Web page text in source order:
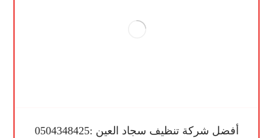
أفضل شركة تنظيف سجاد العين :0504348425